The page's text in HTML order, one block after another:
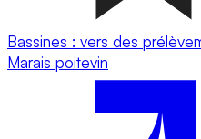
Bassines : vers des
Marais poitevin